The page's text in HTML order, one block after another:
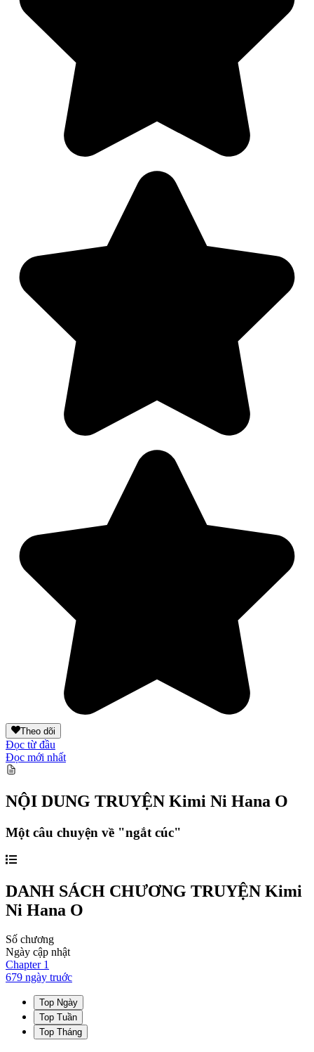
Theo dõi
Đọc từ đầu
Đọc mới nhất
NỘI DUNG TRUYỆN Kimi Ni Hana O
Một câu chuyện về "ngắt cúc"
DANH SÁCH CHƯƠNG TRUYỆN Kimi
Ni Hana O
Số chương
Ngày cập nhật
Chapter 1
679 ngày truớc
Top Ngày
Top Tuần
Top Tháng